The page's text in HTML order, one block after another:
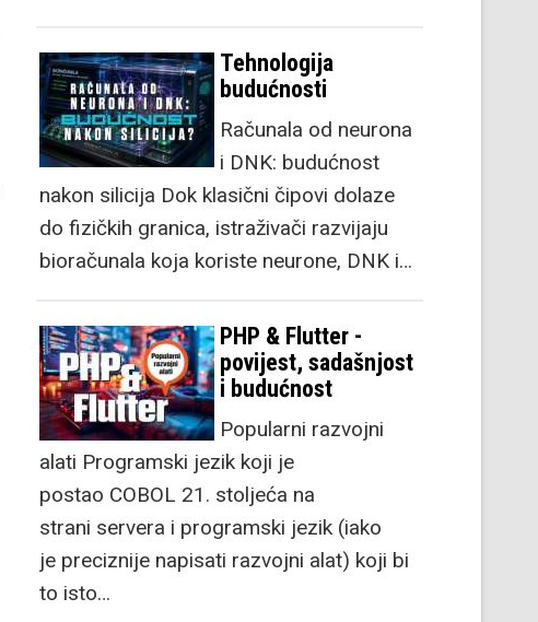
Tehnologija
budućnosti
Računala od neurona
i DNK: budućnost
nakon silicija Dok klasični čipovi dolaze
do fizičkih granica, istraživači razvijaju
bioračunala koja koriste neurone, DNK i…
PHP & Flutter -
povijest, sadašnjost
i budućnost
Popularni razvojni
alati Programski jezik koji je
postao COBOL 21. stoljeća na
strani servera i programski jezik (iako
je preciznije napisati razvojni alat) koji bi
to isto…